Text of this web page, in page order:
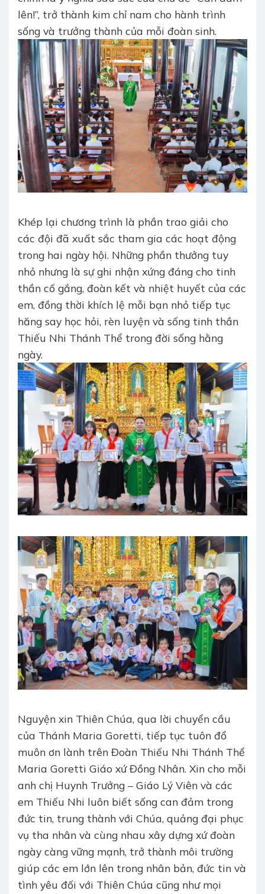
lên!”, trở thành kim chỉ nam cho hành trình
sống và trưởng thành của mỗi đoàn sinh.
Khép lại chương trình là phần trao giải cho
các đội đã xuất sắc tham gia các hoạt động
trong hai ngày hội. Những phần thưởng tuy
nhỏ nhưng là sự ghi nhận xứng đáng cho tinh
thần cố gắng, đoàn kết và nhiệt huyết của các
em, đồng thời khích lệ mỗi bạn nhỏ tiếp tục
hăng say học hỏi, rèn luyện và sống tinh thần
Thiếu Nhi Thánh Thể trong đời sống hằng
ngày.
Nguyện xin Thiên Chúa, qua lời chuyển cầu
của Thánh Maria Goretti, tiếp tục tuôn đổ
muôn ơn lành trên Đoàn Thiếu Nhi Thánh Thể
Maria Goretti Giáo xứ Đồng Nhân. Xin cho mỗi
anh chị Huynh Trưởng – Giáo Lý Viên và các
em Thiếu Nhi luôn biết sống can đảm trong
đức tin, trung thành với Chúa, quảng đại phục
vụ tha nhân và cùng nhau xây dựng xứ đoàn
ngày càng vững mạnh, trở thành môi trường
giúp các em lớn lên trong nhân bản, đức tin và
tình yêu đối với Thiên Chúa cũng như mọi